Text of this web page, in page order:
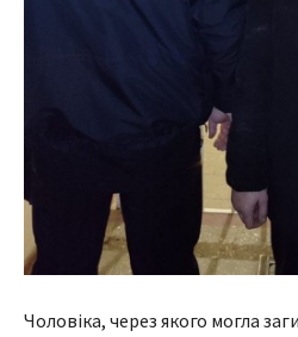
Чоловіка, через якого могла